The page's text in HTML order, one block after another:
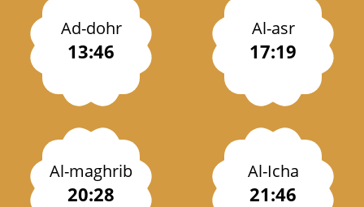
Ad-dohr
13:46
Al-asr
17:19
Al-maghrib
20:28
Al-Icha
21:46